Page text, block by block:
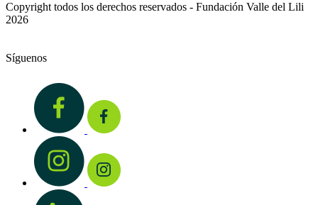
Copyright todos los derechos reservados - Fundación Valle del Lili
2026
Síguenos